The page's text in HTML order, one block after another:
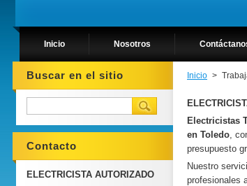
Inicio Nosotros
Inicio >
Electricistas
en Toledo,
presupuesto
Nuestro
profesionales
Buscar en el sitio
Contacto
ELECTRICISTA AUTORIZADO